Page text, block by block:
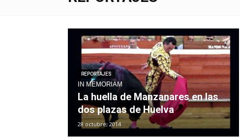
REPORTAJES
IN MEMORIAM
La huella de Manzanares en las
dos plazas de Huelva
28 octubre, 2014